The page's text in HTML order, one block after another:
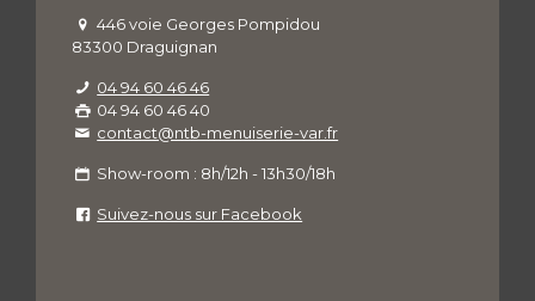
446 voie Georges Pompidou
83300 Draguignan
04 94 60 46 46
04 94 60 46 40
contact@ntb-menuiserie-var.fr
Show-room : 8h/12h - 13h30/18h
Suivez-nous sur Facebook